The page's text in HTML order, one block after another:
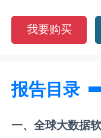
我要购买
报告目录
一、全球大数据